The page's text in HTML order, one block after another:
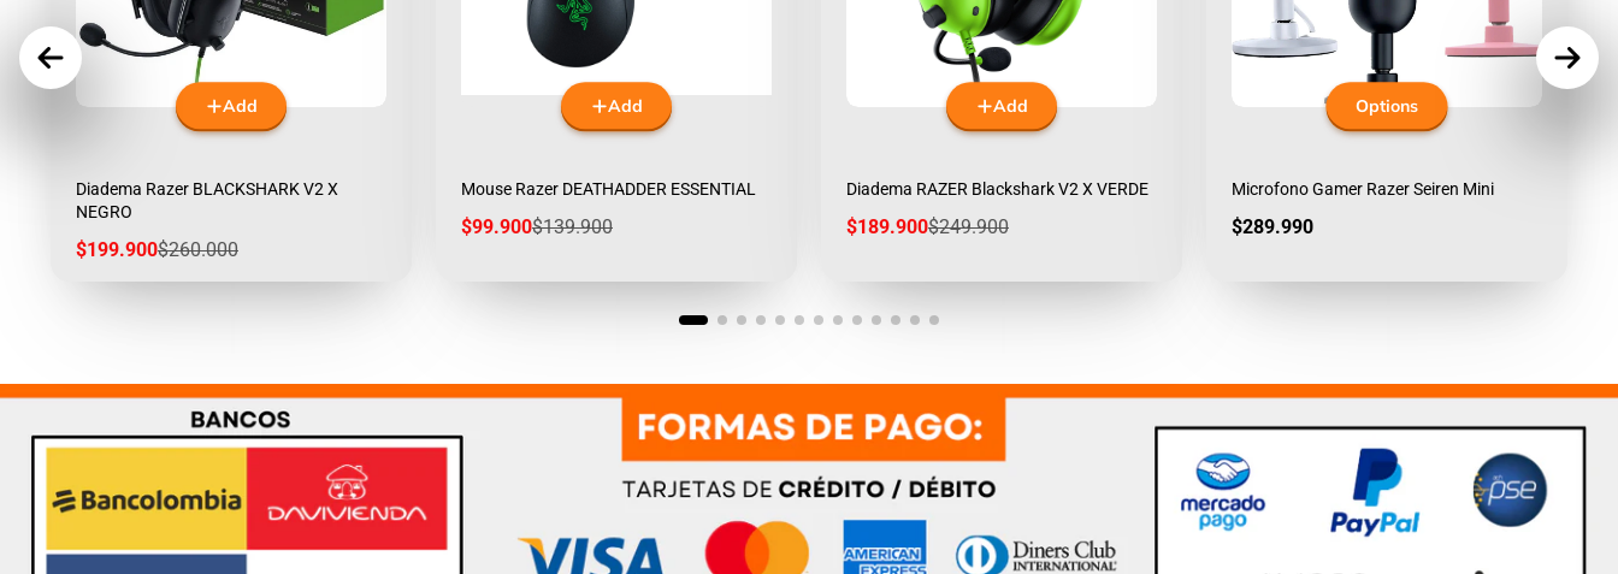
Add
Diadema Razer BLACKSHARK V2 X
NEGRO
Sale
$199.900Regular
$260.000
Add
Mouse Razer DEATHADDER ESSENTIAL
Sale
$99.900Regular
$139.900
Add
Diadema RAZER Blackshark V2 X VERDE
Sale
$189.900Regular
$249.900
Options
Microfono Gamer Razer Seiren Mini
Price
$289.990